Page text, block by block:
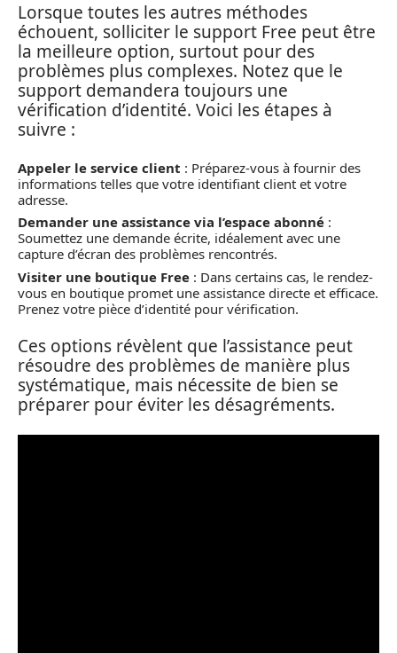
Lorsque toutes les autres méthodes
échouent, solliciter le support Free peut être
la meilleure option, surtout pour des
problèmes plus complexes. Notez que le
support demandera toujours une
vérification d’identité. Voici les étapes à
suivre :
Appeler le service client : Préparez-vous à fournir des
informations telles que votre identifiant client et votre
adresse.
Demander une assistance via l’espace abonné :
Soumettez une demande écrite, idéalement avec une
capture d’écran des problèmes rencontrés.
Visiter une boutique Free : Dans certains cas, le rendez-
vous en boutique promet une assistance directe et efficace.
Prenez votre pièce d’identité pour vérification.
Ces options révèlent que l’assistance peut
résoudre des problèmes de manière plus
systématique, mais nécessite de bien se
préparer pour éviter les désagréments.